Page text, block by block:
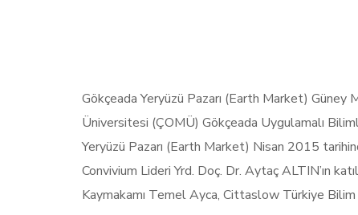
Gökçeada Yeryüzü Pazarı (Earth Market) Güney
Üniversitesi (ÇOMÜ) Gökçeada Uygulamalı
Yeryüzü Pazarı (Earth Market) Nisan 2015
Convivium Lideri Yrd. Doç. Dr. Aytaç ALTIN’ın
Kaymakamı Temel Ayca, Cittaslow Türkiye